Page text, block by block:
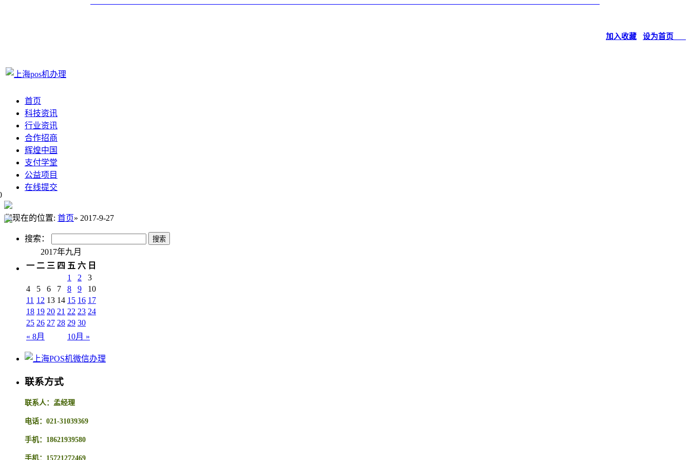
加入收藏 设为首页___
首页
科技资讯
行业资讯
合作招商
辉煌中国
支付学堂
公益项目
在线提交
您现在的位置: 首页» 2017-9-27
搜索：
2017年九月
一 二 三 四 五 六 日
« 8月 10月 »
1 2
3
4
5 6 7 8 9
10
11 12 13 14 15 16 17
18 19 20 21 22 23 24
25 26 27 28 29 30
联系方式
联系人：孟经理
电话：021-31039369
手机：18621939580
手机：15721272469